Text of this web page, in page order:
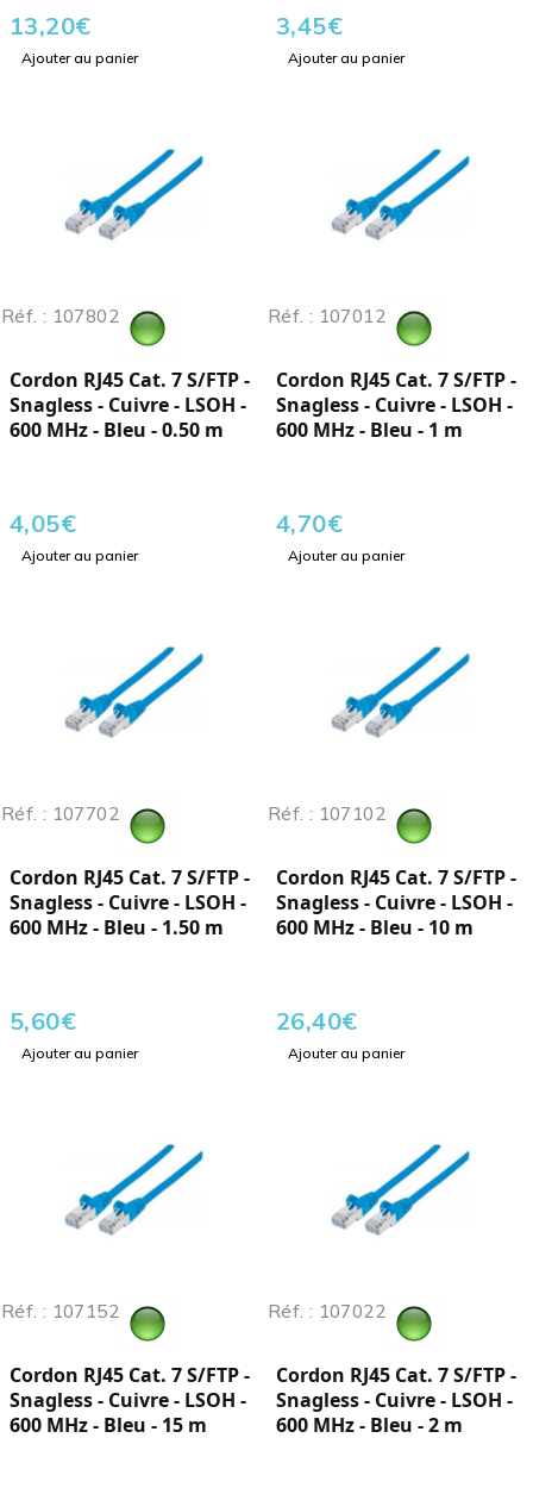
13,20€
Ajouter au panier
3,45€
Ajouter au panier
Réf. : 107802
Cordon RJ45 Cat. 7 S/FTP -
Snagless - Cuivre - LSOH -
600 MHz - Bleu - 0.50 m
4,05€
Ajouter au panier
Réf. : 107012
Cordon RJ45 Cat. 7 S/FTP -
Snagless - Cuivre - LSOH -
600 MHz - Bleu - 1 m
4,70€
Ajouter au panier
Réf. : 107702
Cordon RJ45 Cat. 7 S/FTP -
Snagless - Cuivre - LSOH -
600 MHz - Bleu - 1.50 m
5,60€
Ajouter au panier
Réf. : 107102
Cordon RJ45 Cat. 7 S/FTP -
Snagless - Cuivre - LSOH -
600 MHz - Bleu - 10 m
26,40€
Ajouter au panier
Réf. : 107152
Cordon RJ45 Cat. 7 S/FTP -
Snagless - Cuivre - LSOH -
600 MHz - Bleu - 15 m
Réf. : 107022
Cordon RJ45 Cat. 7 S/FTP -
Snagless - Cuivre - LSOH -
600 MHz - Bleu - 2 m